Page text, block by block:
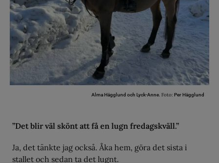
Alma Hägglund och Lyck-Anne. Foto: Per Hägglund
”Det blir väl skönt att få en lugn fredagskväll.”
Ja, det tänkte jag också. Åka hem, göra det sista i
stallet och sedan ta det lugnt.